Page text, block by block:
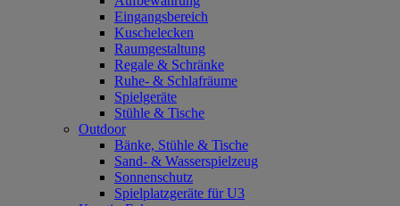
Eingangsbereich
Kuschelecken
Raumgestaltung
Regale & Schränke
Ruhe- & Schlafräume
Spielgeräte
Stühle & Tische
Outdoor
Bänke, Stühle & Tische
Sand- & Wasserspielzeug
Sonnenschutz
Spielplatzgeräte für U3